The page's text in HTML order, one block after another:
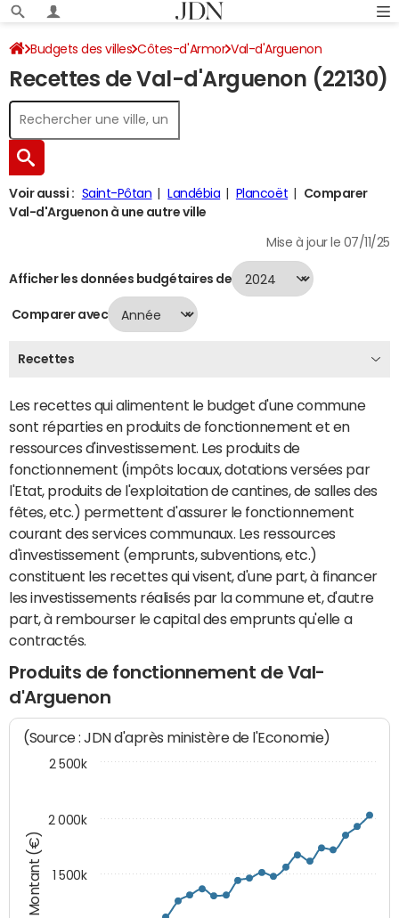
Budgets des villes Côtes-d'Armor Val-d'Arguenon
Recettes 2024
Recettes de Val-d'Arguenon (22130)
Voir aussi : Saint-Pôtan Landébia Plancoët
Comparer
Val-d'Arguenon à une autre ville
Mise à jour le 07/11/25
Afficher les données budgétaires de
Comparer avec
Recettes
Les recettes qui alimentent le budget d'une commune
sont réparties en produits de fonctionnement et en
ressources d'investissement. Les produits de
fonctionnement (impôts locaux, dotations versées par
l'Etat, produits de l'exploitation de cantines, de salles des
fêtes, etc.) permettent d'assurer le fonctionnement
courant des services communaux. Les ressources
d'investissement (emprunts, subventions, etc.)
constituent les recettes qui visent, d'une part, à financer
les investissements réalisés par la commune et, d'autre
part, à rembourser le capital des emprunts qu'elle a
contractés.
Produits de fonctionnement de Val-
d'Arguenon
Montant (€)
(Source : JDN d'après ministère de l'Economie)
1 500k
2 000k
2 500k